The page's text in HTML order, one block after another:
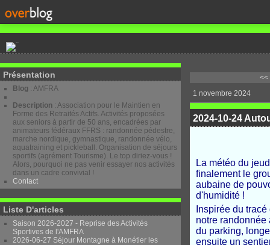
Présentation
Blog : AMFRA
Description : Association pour le Maintien en
Forme des Retraités Actifs. Activités proposées
aux seniors à partir de 50 ans, encadrées par
animateurs fédéraux FFRS : randonnée pédestre,
marche nordique, gymnastique, randonnée vélo,
aquatraining et pickleball. Organisation de séjours
sportifs (agrément Tourisme). Le top diriez-vous !
Alors, pourquoi ne pas venir essayer nos activités
dans un cadre convivial !
Contact
Liste D'articles
Saison 2026-2027 - Reprise des Activités
Sportives de l'AMFRA
2026-06-27 Séjour Montagne à Monétier les
<<
1 novembre 2024
2024-10-24
La météo du
finalement le
aubaine de
d'humidité !
Inspirée du
notre randonnée
du parking,
ensuite un